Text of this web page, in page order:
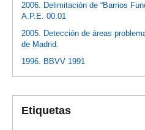
2006. Delimitación de “Barrios
A.P.E. 00.01
2005. Detección de áreas
de Madrid.
1996. BBVV 1991
Etiquetas